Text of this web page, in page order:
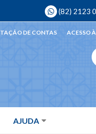
(82) 2123
AJUDA
ACESSO
DE CONTAS